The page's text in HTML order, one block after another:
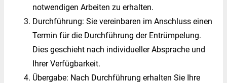
notwendigen Arbeiten zu erhalten.
Durchführung: Sie vereinbaren im Anschluss einen
Termin für die Durchführung der Entrümpelung.
Dies geschieht nach individueller Absprache und
Ihrer Verfügbarkeit.
Übergabe: Nach Durchführung erhalten Sie Ihre